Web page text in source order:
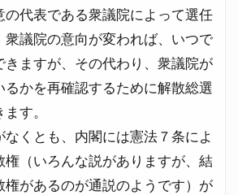
代表である衆議院によって選任
衆議院の意向が変われば、いつで
きますが、その代わり、衆議院が
るかを再確認するために解散総選
す。
なくとも、内閣には憲法７条によ
権（いろんな説がありますが、結
権があるのが通説のようです）が